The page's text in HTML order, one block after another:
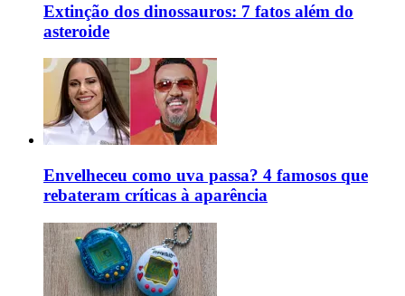
Extinção dos dinossauros: 7 fatos além do
asteroide
Envelheceu como uva passa? 4 famosos que
rebateram críticas à aparência